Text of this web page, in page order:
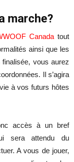
marche?
Canada tout
ainsi que les
vous aurez
Il s’agira
à vos futurs hôtes
accès à un bref
sera attendu du
A vous de jouer,